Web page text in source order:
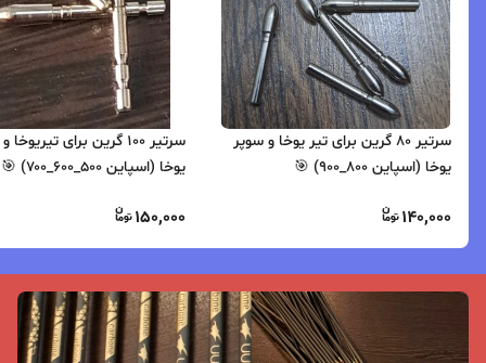
سرتیر ۸۰ گرین برای تیر یوخا و سوپر
یوخا (اسپاین ۸۰۰_۹۰۰) 🎯
140,000
سرتیر ۱۰۰ گرین برای
یوخا (اسپاین ۵۰۰_۶۰۰_۷۰۰) 🎯
150,000